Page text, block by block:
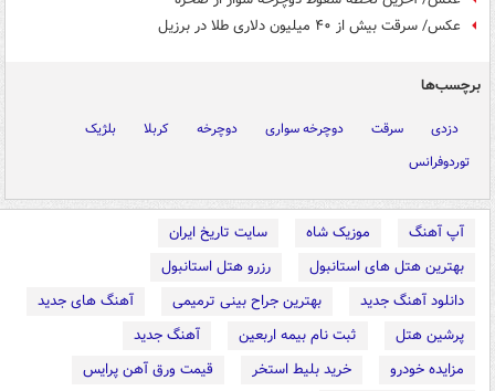
عکس/ سرقت بیش از ۴۰ میلیون دلاری طلا در برزیل
برچسب‌ها
دزدی سرقت دوچرخه سواری دوچرخه کربلا
بلژیک
توردوفرانس
آپ آهنگ موزیک شاه
سایت تاریخ ایران
بهترین هتل های استانبول
رزرو هتل استانبول
دانلود آهنگ جدید
بهترین جراح بینی ترمیمی
آهنگ های جدید
پرشین هتل
ثبت نام بیمه اربعین
آهنگ جدید
مزایده خودرو
خرید بلیط استخر
قیمت ورق آهن پرایس